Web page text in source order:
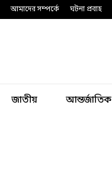
আমাদের সম্পর্কে ঘটনা প্রবাহ
জাতীয় আন্তর্জাতিক